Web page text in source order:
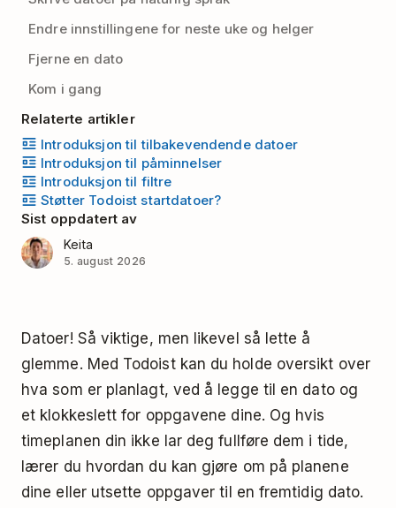
Endre innstillingene for neste uke og helger
Fjerne en dato
Kom i gang
Relaterte artikler
Introduksjon til tilbakevendende datoer
Introduksjon til påminnelser
Introduksjon til filtre
Støtter Todoist startdatoer?
Sist oppdatert av
Keita
5. august 2026
Datoer! Så viktige, men likevel så lette å
glemme. Med Todoist kan du holde oversikt over
hva som er planlagt, ved å legge til en dato og
et klokkeslett for oppgavene dine. Og hvis
timeplanen din ikke lar deg fullføre dem i tide,
lærer du hvordan du kan gjøre om på planene
dine eller utsette oppgaver til en fremtidig dato.